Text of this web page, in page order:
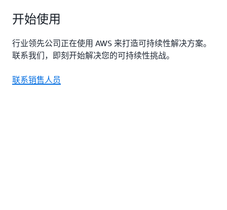
开始使用
行业领先公司正在使用 AWS 来打造可持续性解决方案。
联系我们，即刻开始解决您的可持续性挑战。
联系销售人员